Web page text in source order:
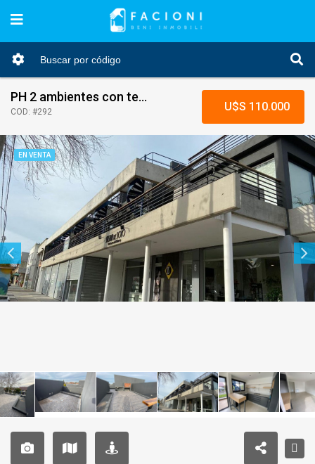
PH 2 ambientes con terraza propia. Parque Luro
COD: #292 U$S 110.000
EN VENTA